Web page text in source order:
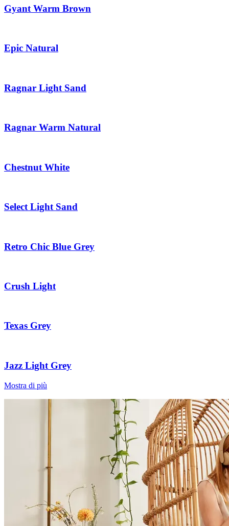
Gyant Warm Brown
Epic Natural
Ragnar Light Sand
Ragnar Warm Natural
Chestnut White
Select Light Sand
Retro Chic Blue Grey
Crush Light
Texas Grey
Jazz Light Grey
Mostra di più